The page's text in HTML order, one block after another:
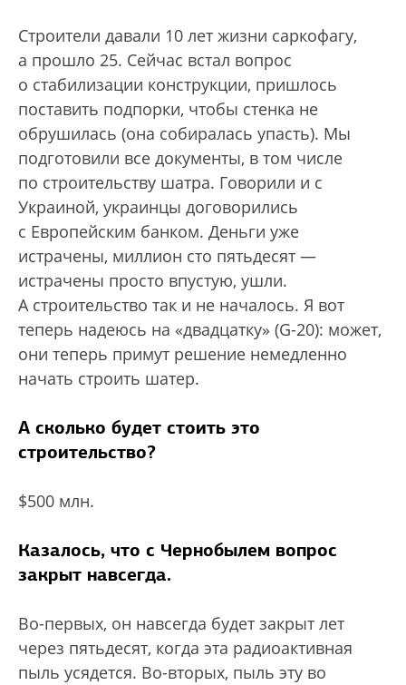
Строители давали 10 лет жизни саркофагу,
а прошло 25. Сейчас встал вопрос
о стабилизации конструкции, пришлось
поставить подпорки, чтобы стенка не
обрушилась (она собиралась упасть). Мы
подготовили все документы, в том числе
по строительству шатра. Говорили и с
Украиной, украинцы договорились
с Европейским банком. Деньги уже
истрачены, миллион сто пятьдесят —
истрачены просто впустую, ушли.
А строительство так и не началось. Я вот
теперь надеюсь на «двадцатку» (G-20): может,
они теперь примут решение немедленно
начать строить шатер.
А сколько будет стоить это
строительство?
$500 млн.
Казалось, что с Чернобылем вопрос
закрыт навсегда.
Во-первых, он навсегда будет закрыт лет
через пятьдесят, когда эта радиоактивная
пыль усядется. Во-вторых, пыль эту во